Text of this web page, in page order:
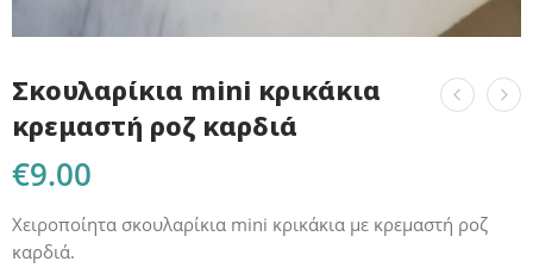
Σκουλαρίκια mini κρικάκια
κρεμαστή ροζ καρδιά
€9.00
Χειροποίητα σκουλαρίκια mini κρικάκια με κρεμαστή ροζ
καρδιά.